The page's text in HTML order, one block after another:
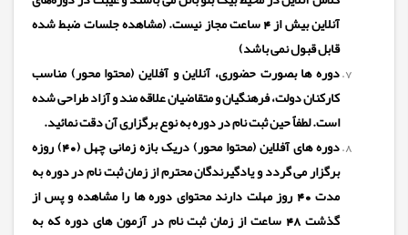
آنلاین بیش از 4 ساعت مجاز نیست. (مشاهده جلسات ضبط شده
قابل قبول نمی باشد)
دوره ها بصورت حضوری، آنلاین و آفلاین (محتوا محور) مناسب
کارکنان دولت، فرهنگیان و متقاضیان علاقه مند و آزاد طراحی شده
است. لطفاً حین ثبت نام در دوره به نوع برگزاری آن دقت نمائید.
دوره های آفلاین (محتوا محور) دریک بازه زمانی چهل (40) روزه
برگزار می گردد و یادگیرندگان محترم از زمان ثبت نام در دوره به
مدت 40 روز مهلت دارند محتوای دوره ها را مشاهده و پس از
گذشت 48 ساعت از زمان ثبت نام در آزمون های دوره که به